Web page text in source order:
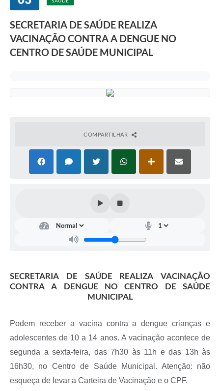
SECRETARIA DE SAÚDE REALIZA
VACINAÇÃO CONTRA A DENGUE NO
CENTRO DE SAÚDE MUNICIPAL
COMPARTILHAR
SECRETARIA DE SAÚDE REALIZA VACINAÇÃO
CONTRA A DENGUE NO CENTRO DE SAÚDE
MUNICIPAL
Podem receber a vacina contra a dengue crianças e
adolescentes de 10 a 14 anos. A vacinação acontece de
segunda a sexta-feira, das 7h30 às 11h e das 13h às
16h30, no Centro de Saúde Municipal. Atenção: não
esqueça de levar a Carteira de Vacinação e o CPF.